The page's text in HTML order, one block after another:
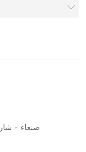
صنعاء -